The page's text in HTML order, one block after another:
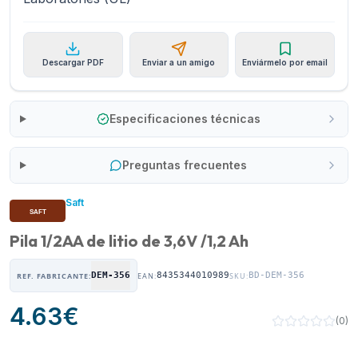
Descargar PDF Enviar a un amigo Enviármelo por email
Especificaciones técnicas
Preguntas frecuentes
Saft
Pila 1/2AA de litio de 3,6V /1,2 Ah
REF. FABRICANTE:DEM-356 EAN:8435344010989SKU:BD-DEM-356
4.63€ (0)